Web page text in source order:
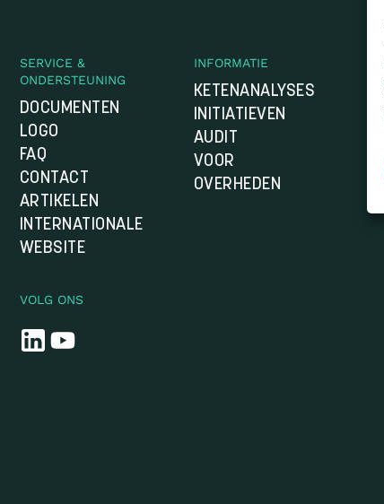
SERVICE &
ONDERSTEUNING
DOCUMENTEN
LOGO
FAQ
CONTACT
ARTIKELEN
INTERNATIONALE
WEBSITE
VOLG ONS
INFORMATIE
KETENANALYSES
INITIATIEVEN
AUDIT
VOOR
OVERHEDEN